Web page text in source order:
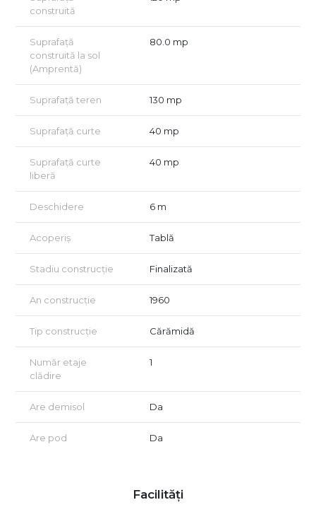
construită
Suprafață
construită la sol
(Amprentă)
80.0 mp
Suprafață teren 130 mp
Suprafață curte 40 mp
Suprafață curte
liberă
40 mp
Deschidere 6 m
Acoperiș Tablă
Stadiu construcție Finalizată
An construcție 1960
Tip construcție Cărămidă
Număr etaje
clădire
1
Are demisol Da
Are pod Da
Facilități